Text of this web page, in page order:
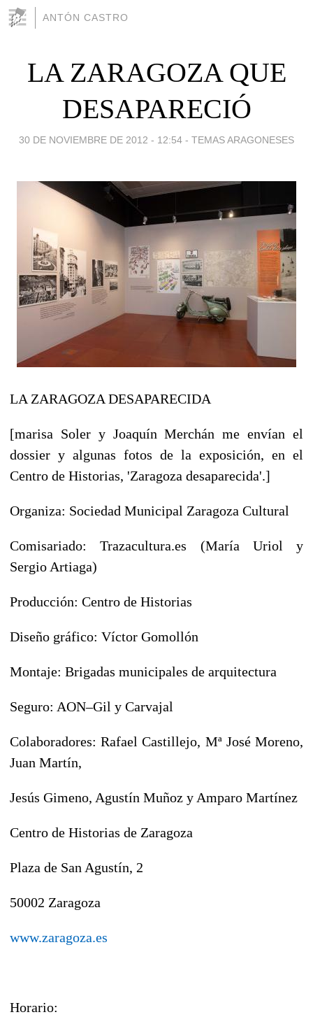
ANTÓN CASTRO
LA ZARAGOZA QUE
DESAPARECIÓ
30 DE NOVIEMBRE DE 2012 - 12:54 - TEMAS ARAGONESES
LA ZARAGOZA DESAPARECIDA
[marisa Soler y Joaquín Merchán me envían el
dossier y algunas fotos de la exposición, en el
Centro de Historias, 'Zaragoza desaparecida'.]
Organiza: Sociedad Municipal Zaragoza Cultural
Comisariado: Trazacultura.es (María Uriol y
Sergio Artiaga)
Producción: Centro de Historias
Diseño gráfico: Víctor Gomollón
Montaje: Brigadas municipales de arquitectura
Seguro: AON–Gil y Carvajal
Colaboradores: Rafael Castillejo, Mª José Moreno,
Juan Martín,
Jesús Gimeno, Agustín Muñoz y Amparo Martínez
Centro de Historias de Zaragoza
Plaza de San Agustín, 2
50002 Zaragoza
www.zaragoza.es
Horario: